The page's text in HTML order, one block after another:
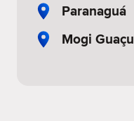
Paranaguá
Mogi Guaçu